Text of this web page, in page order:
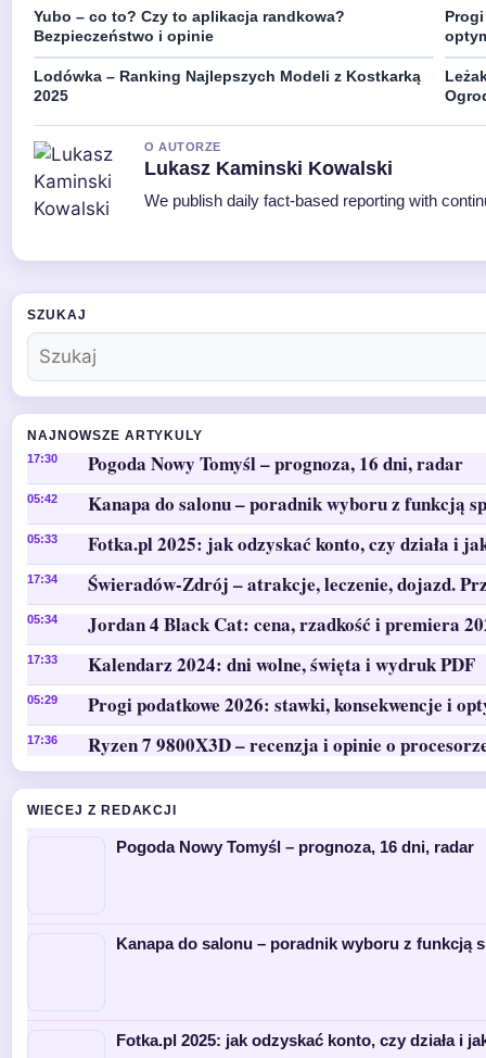
Yubo – co to? Czy to aplikacja randkowa?
Bezpieczeństwo i opinie
Lodówka – Ranking Najlepszych Modeli z Kostkarką
2025
O AUTORZE
Lukasz Kaminski Kowalski
We publish daily fact-based reporting with
SZUKAJ
NAJNOWSZE ARTYKULY
17:30 Pogoda Nowy Tomyśl – prognoza, 16 dni, radar
05:42 Kanapa do salonu – poradnik wyboru z funkcją
05:33 Fotka.pl 2025: jak odzyskać konto, czy działa i
17:34 Świeradów-Zdrój – atrakcje, leczenie, dojazd.
05:34 Jordan 4 Black Cat: cena, rzadkość i premiera
17:33 Kalendarz 2024: dni wolne, święta i wydruk PDF
05:29 Progi podatkowe 2026: stawki, konsekwencje i
17:36 Ryzen 7 9800X3D – recenzja i opinie o
WIECEJ Z REDAKCJI
Pogoda Nowy Tomyśl – prognoza, 16 dni, radar
Kanapa do salonu – poradnik wyboru z funkcją
Fotka.pl 2025: jak odzyskać konto, czy działa i